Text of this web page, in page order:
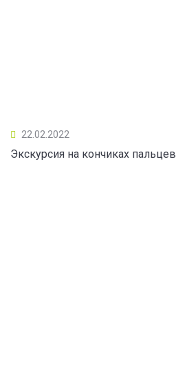
22.02.2022
Экскурсия на кончиках пальцев